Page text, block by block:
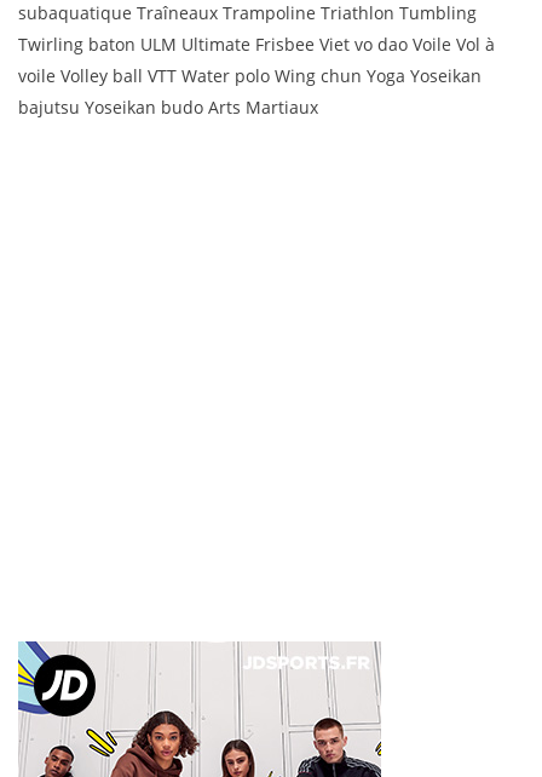
subaquatique Traîneaux Trampoline Triathlon Tumbling
Twirling baton ULM Ultimate Frisbee Viet vo dao Voile Vol à
voile Volley ball VTT Water polo Wing chun Yoga Yoseikan
bajutsu Yoseikan budo Arts Martiaux